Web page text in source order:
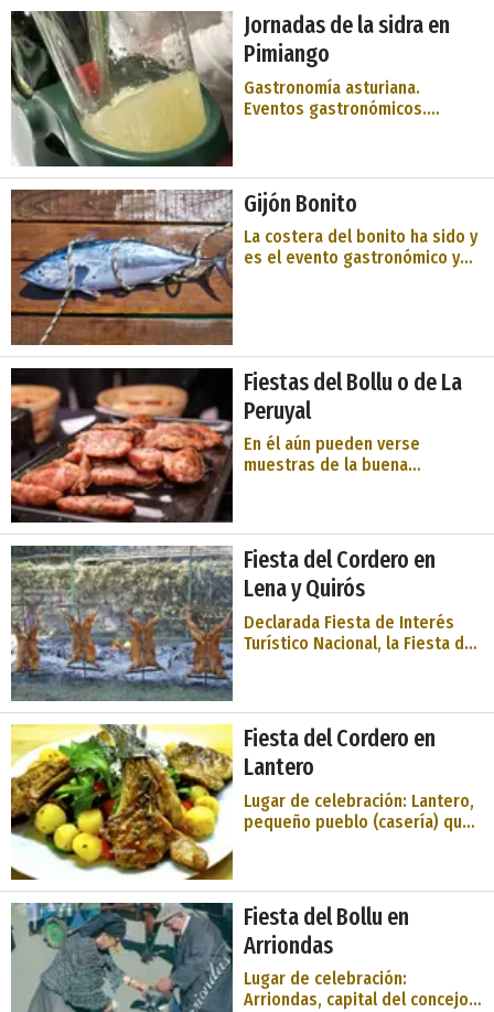
semana platos elaborados con
bonito, se podrá elegir dos
platos eleborados con Bonito
del Norte ...
Jornadas de la sidra en
Pimiango
Gastronomía asturiana.
Eventos gastronómicos.
de Asturias. Solares
medievales, Camino de
Santiago, un monasterio que
mira al mar, historias de amor
Gijón Bonito
La costera del bonito ha sido y
es el evento gastronómico y
atestiguan esta gran
vinculación de Gijón con el
bonito ...
Fiestas del Bollu o de La
Peruyal
En él aún pueden verse
muestras de la buena
cuando los cinco fundadores
de La Fiesta y la Sociedad,
pusieron en marcha una idea
que, años despu& ...
Fiesta del Cordero en
Lena y Quirós
Declarada Fiesta de Interés
Turístico Nacional, la Fiesta del
sierra del Aramo, entre los
concejos asturianos de Lena y
Quirós, a una alti ...
Fiesta del Cordero en
Lantero
Lugar de celebración: Lantero,
pequeño pueblo (casería) que
ellas es la capital municipal)
más importantes y pobladas
del concejo o muni ...
Fiesta del Bollu en
Arriondas
Lugar de celebración:
Arriondas, capital del concejo